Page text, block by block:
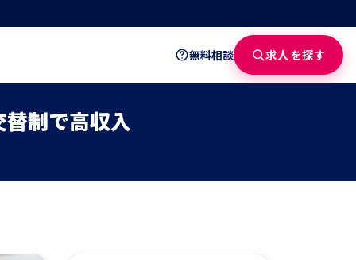
無料相談 求人を探す
制で高収入